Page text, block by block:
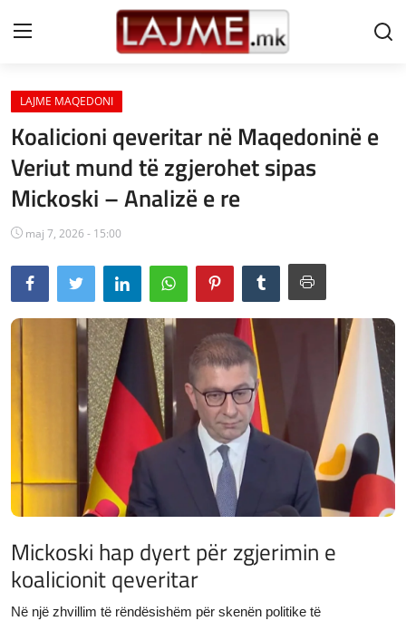
Shtëpi
LAJME MAQEDONI
SHQIPERI
KOSOVA
LAJME NGA BOTA
SHOWBIZ
SPORT
SHENDETI
JETA
Gallery
Shqip
LAJME MAQEDONI
Koalicioni qeveritar në Maqedoninë e
Veriut mund të zgjerohet sipas
Mickoski – Analizë e re
maj 7, 2026 - 15:00
Mickoski hap dyert për zgjerimin e
koalicionit qeveritar
Në një zhvillim të rëndësishëm për skenën politike të